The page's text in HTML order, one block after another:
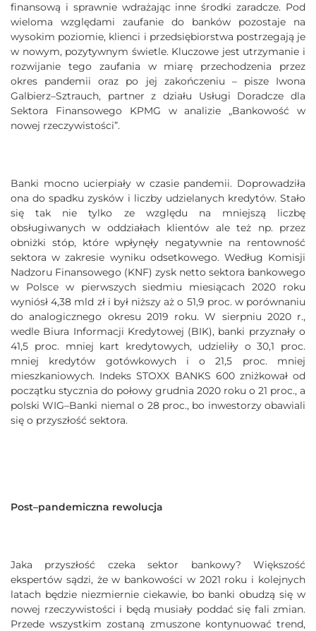
finansową i sprawnie wdrażając inne środki zaradcze. Pod
wieloma względami zaufanie do banków pozostaje na
wysokim poziomie, klienci i przedsiębiorstwa postrzegają je
w nowym, pozytywnym świetle. Kluczowe jest utrzymanie i
rozwijanie tego zaufania w miarę przechodzenia przez
okres pandemii oraz po jej zakończeniu – pisze Iwona
Galbierz–Sztrauch, partner z działu Usługi Doradcze dla
Sektora Finansowego KPMG w analizie „Bankowość w
nowej rzeczywistości”.
Banki mocno ucierpiały w czasie pandemii. Doprowadziła
ona do spadku zysków i liczby udzielanych kredytów. Stało
się tak nie tylko ze względu na mniejszą liczbę
obsługiwanych w oddziałach klientów ale też np. przez
obniżki stóp, które wpłynęły negatywnie na rentowność
sektora w zakresie wyniku odsetkowego. Według Komisji
Nadzoru Finansowego (KNF) zysk netto sektora bankowego
w Polsce w pierwszych siedmiu miesiącach 2020 roku
wyniósł 4,38 mld zł i był niższy aż o 51,9 proc. w porównaniu
do analogicznego okresu 2019 roku. W sierpniu 2020 r.,
wedle Biura Informacji Kredytowej (BIK), banki przyznały o
41,5 proc. mniej kart kredytowych, udzieliły o 30,1 proc.
mniej kredytów gotówkowych i o 21,5 proc. mniej
mieszkaniowych. Indeks STOXX BANKS 600 zniżkował od
początku stycznia do połowy grudnia 2020 roku o 21 proc., a
polski WIG–Banki niemal o 28 proc., bo inwestorzy obawiali
się o przyszłość sektora.
Post–pandemiczna rewolucja
Jaka przyszłość czeka sektor bankowy? Większość
ekspertów sądzi, że w bankowości w 2021 roku i kolejnych
latach będzie niezmiernie ciekawie, bo banki obudzą się w
nowej rzeczywistości i będą musiały poddać się fali zmian.
Przede wszystkim zostaną zmuszone kontynuować trend,